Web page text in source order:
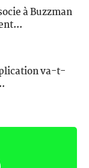
à Buzzman
va-t-